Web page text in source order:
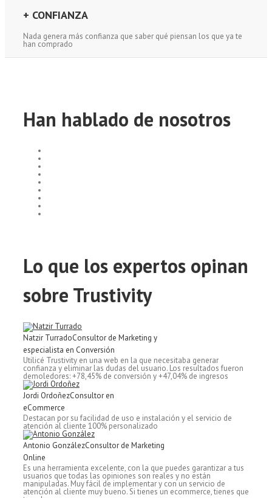
+ CONFIANZA
Nada genera más confianza que saber qué piensan los que ya te
han comprado
Han hablado de nosotros
Lo que los expertos opinan
sobre Trustivity
Natzir TurradoConsultor de Marketing y
especialista en Conversión
Utilicé Trustivity en una web en la que necesitaba generar
confianza y eliminar las dudas del usuario. Los resultados fueron
demoledores: +78,45% de conversión y +47,04% de ingresos
Jordi OrdoñezConsultor en
eCommerce
Destacan por su facilidad de uso e instalación y el servicio de
atención al cliente 100% personalizado
Antonio GonzálezConsultor de Marketing
Online
Es una herramienta excelente, con la que puedes garantizar a tus
usuarios que todas las opiniones son reales y no están
manipuladas. Muy fácil de implementar y con un servicio de
atención al cliente muy bueno. Si tienes un ecommerce, tienes que